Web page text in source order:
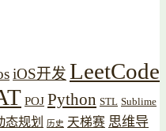
iOS开发 LeetCode
POJ Python STL Sublime
态规划 历史 天梯赛 思维导